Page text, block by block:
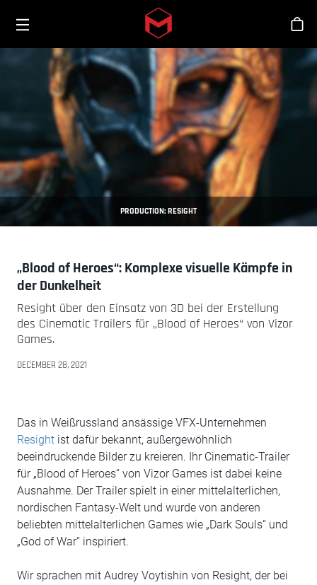
Skip to main content
PRODUCTION: RESIGHT
„Blood of Heroes“: Komplexe visuelle Kämpfe in
der Dunkelheit
Resight über den Einsatz von 3D bei der Erstellung
des Cinematic Trailers für „Blood of Heroes“ von Vizor
Games.
DECEMBER 28, 2021
Das in Weißrussland ansässige VFX-Unternehmen
Resight ist dafür bekannt, außergewöhnlich
beeindruckende Bilder zu kreieren. Ihr Cinematic-Trailer
für „Blood of Heroes“ von Vizor Games ist dabei keine
Ausnahme. Der Trailer spielt in einer mittelalterlichen,
nordischen Fantasy-Welt und wurde von anderen
beliebten mittelalterlichen Games wie „Dark Souls“ und
„God of War“ inspiriert.
Wir sprachen mit Audrey Voytishin von Resight, der bei